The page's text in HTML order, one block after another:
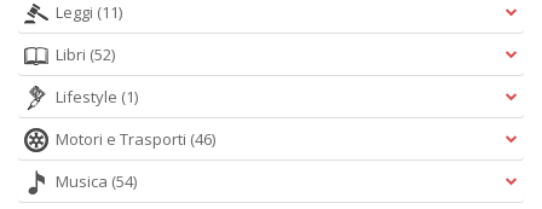
Leggi (11)
Libri (52)
Lifestyle (1)
Motori e Trasporti (46)
Musica (54)